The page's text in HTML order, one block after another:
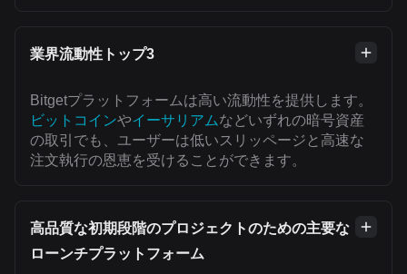
業界流動性トップ3
Bitgetプラットフォームは高い流動性を提供します。
ビットコインやイーサリアムなどいずれの暗号資産
の取引でも、ユーザーは低いスリッページと高速な
注文執行の恩恵を受けることができます。
高品質な初期段階のプロジェクトのための主要な
ローンチプラットフォーム